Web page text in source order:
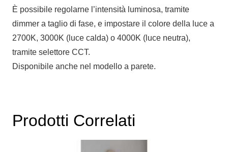
È possibile regolarne l’intensità luminosa, tramite
dimmer a taglio di fase, e impostare il colore della luce a
2700K, 3000K (luce calda) o 4000K (luce neutra),
tramite selettore CCT.
Disponibile anche nel modello a parete.
Prodotti Correlati